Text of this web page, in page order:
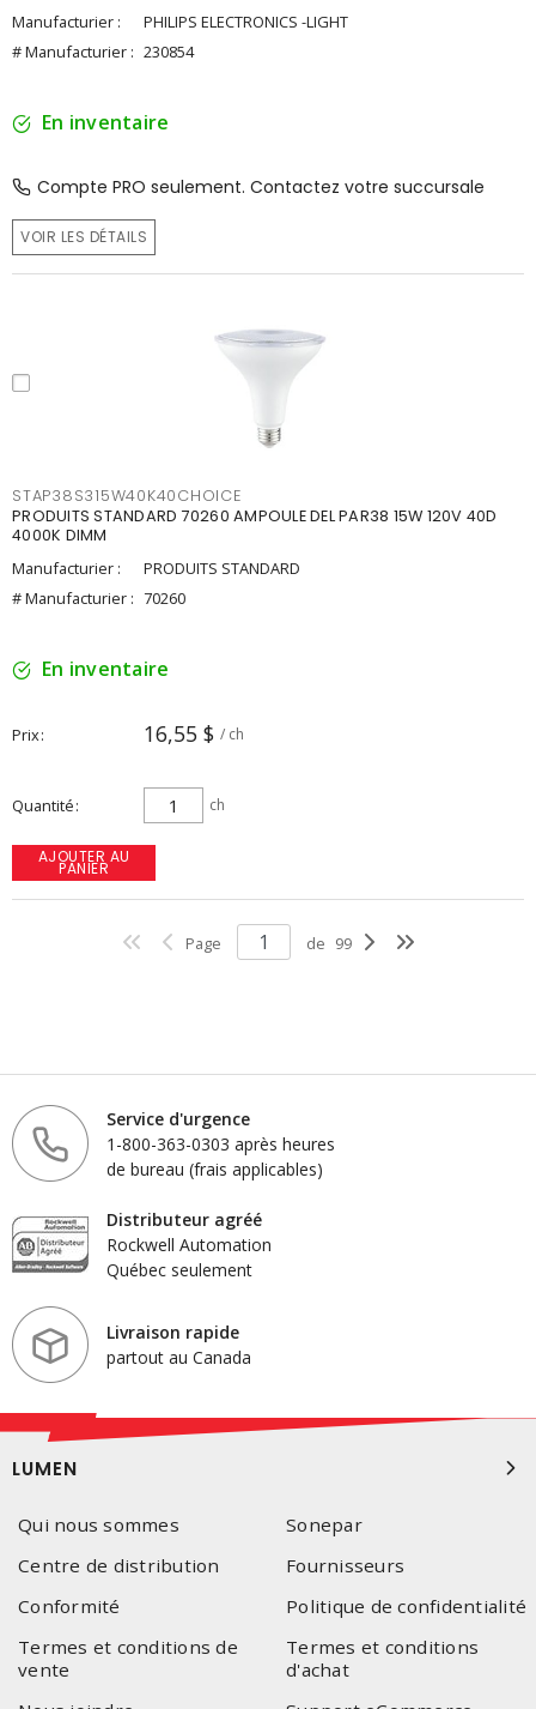
Manufacturier :
PHILIPS ELECTRONICS -LIGHT
# Manufacturier : 230854
En inventaire
Compte PRO seulement. Contactez votre succursale
VOIR LES DÉTAILS
STAP38S315W40K40CHOICE
PRODUITS STANDARD 70260 AMPOULE DEL PAR38 15W 120V 40D
4000K DIMM
Manufacturier :
PRODUITS STANDARD
# Manufacturier : 70260
En inventaire
Prix 16,55 $ / ch
Quantité ch
AJOUTER AU
PANIER
Page de 99
Service d'urgence
1-800-363-0303 après heures
de bureau (frais applicables)
Distributeur agréé
Rockwell Automation
Québec seulement
Livraison rapide
partout au Canada
LUMEN
Qui nous sommes
Sonepar
Centre de distribution
Fournisseurs
Conformité
Politique de confidentialité
Termes et conditions de
vente
Termes et conditions
d'achat